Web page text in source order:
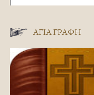
ΑΓΊΑ ΓΡΑΦΉ